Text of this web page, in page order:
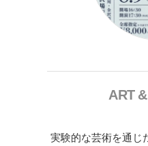
ART
実験的な芸術を通じ